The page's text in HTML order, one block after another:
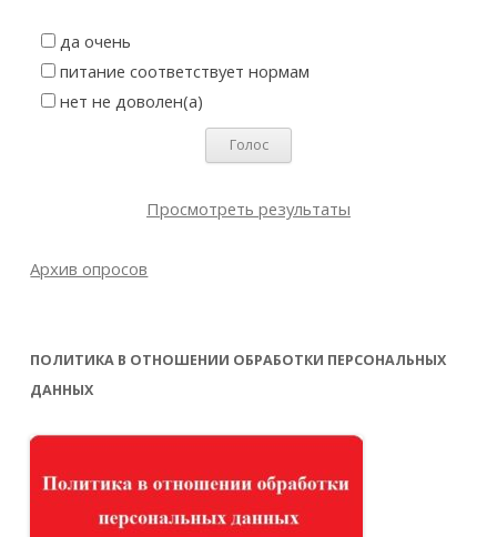
да очень
питание соответствует нормам
нет не доволен(а)
Просмотреть результаты
Архив опросов
ПОЛИТИКА В ОТНОШЕНИИ ОБРАБОТКИ ПЕРСОНАЛЬНЫХ
ДАННЫХ